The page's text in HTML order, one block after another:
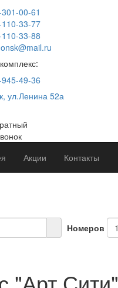
00-61
33-77
33-88
49-36
ул.Ленина 52а
Акции Контакты
Номеров